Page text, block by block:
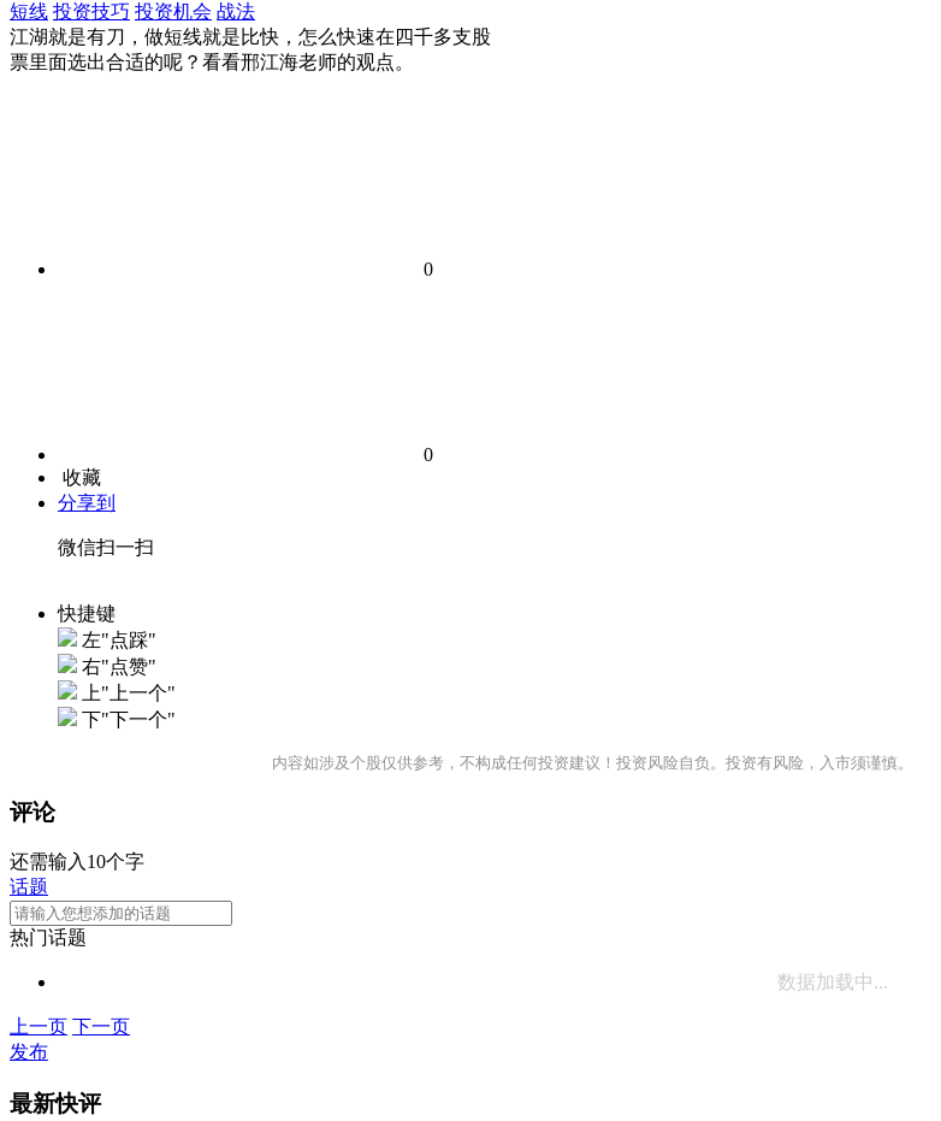
短线 投资技巧 投资机会 战法
江湖就是有刀，做短线就是比快，怎么快速在四千多支股
票里面选出合适的呢？看看邢江海老师的观点。
0
0
收藏
分享到
微信扫一扫
快捷键
左"点踩"
右"点赞"
上"上一个"
下"下一个"
内容如涉及个股仅供参考，不构成任何投资建议！投资风险自负。投资有风险，入市须谨慎。
评论
还需输入10个字
话题
热门话题
数据加载中...
上一页 下一页
发布
最新快评